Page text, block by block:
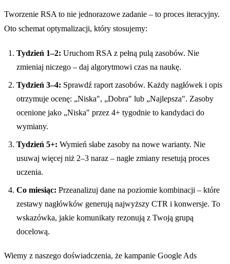
Tworzenie RSA to nie jednorazowe zadanie – to proces iteracyjny.
Oto schemat optymalizacji, który stosujemy:
Tydzień 1–2: Uruchom RSA z pełną pulą zasobów. Nie
zmieniaj niczego – daj algorytmowi czas na naukę.
Tydzień 3–4: Sprawdź raport zasobów. Każdy nagłówek i opis
otrzymuje ocenę: „Niska", „Dobra" lub „Najlepsza". Zasoby
ocenione jako „Niska" przez 4+ tygodnie to kandydaci do
wymiany.
Tydzień 5+: Wymień słabe zasoby na nowe warianty. Nie
usuwaj więcej niż 2–3 naraz – nagłe zmiany resetują proces
uczenia.
Co miesiąc: Przeanalizuj dane na poziomie kombinacji – które
zestawy nagłówków generują najwyższy CTR i konwersje. To
wskazówka, jakie komunikaty rezonują z Twoją grupą
docelową.
Wiemy z naszego doświadczenia, że kampanie Google Ads